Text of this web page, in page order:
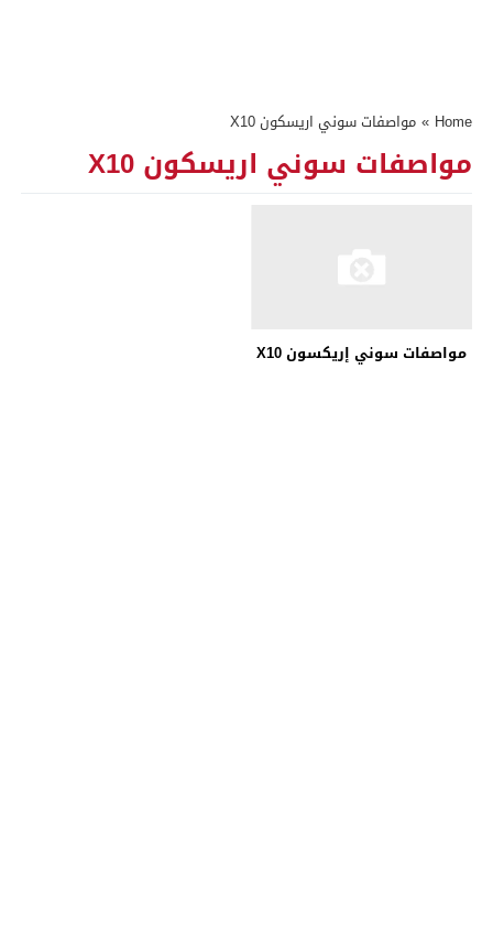
Home
» مواصفات سوني اريسكون X10
مواصفات سوني اريسكون X10
مواصفات سوني إريكسون X10